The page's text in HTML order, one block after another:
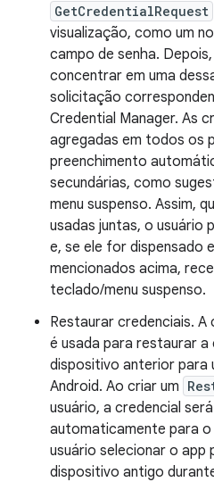
GetCredentialRequest
visualização, como um
campo de senha.
concentrar em uma
solicitação
Credential Manager. As
agregadas em todos os
preenchimento
secundárias, como
menu suspenso. Assim,
usadas juntas, o usuário
e, se ele for dispensado
mencionados acima,
teclado/menu suspenso.
Restaurar credenciais.
é usada para restaurar
dispositivo anterior para
Android. Ao criar um
usuário, a credencial
automaticamente para
usuário selecionar o
dispositivo antigo